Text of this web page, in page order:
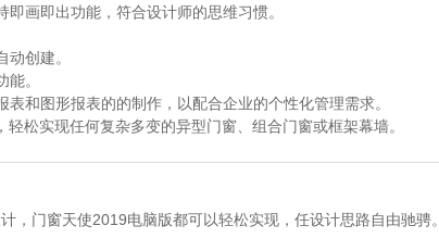
画即出功能，符合设计师的思维习惯。
创建。
。
和图形报表的的制作，以配合企业的个性化管理需求。
松实现任何复杂多变的异型门窗、组合门窗或框架幕墙。
门窗天使2019电脑版都可以轻松实现，任设计思路自由驰骋。